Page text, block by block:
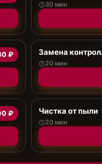
30 мин
₽ Замена
20 мин
₽ Чистка от пыли
20 мин